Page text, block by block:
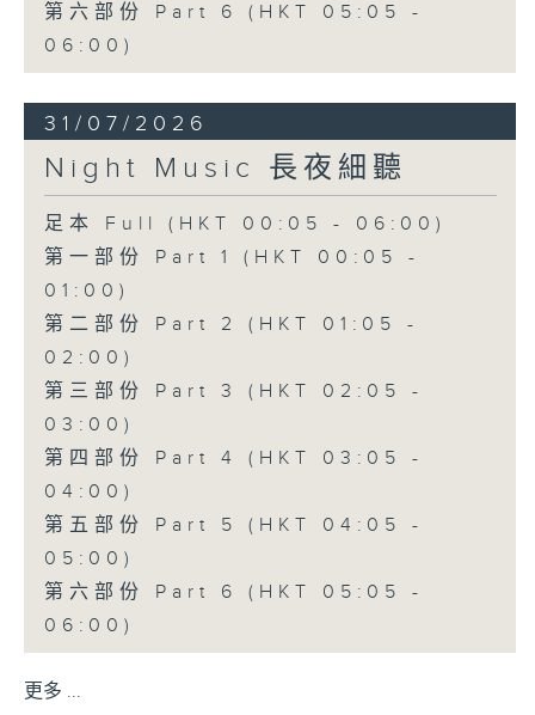
第六部份 Part 6 (HKT 05:05 -
06:00)
31/07/2026
Night Music 長夜細聽
足本 Full (HKT 00:05 - 06:00)
第一部份 Part 1 (HKT 00:05 -
01:00)
第二部份 Part 2 (HKT 01:05 -
02:00)
第三部份 Part 3 (HKT 02:05 -
03:00)
第四部份 Part 4 (HKT 03:05 -
04:00)
第五部份 Part 5 (HKT 04:05 -
05:00)
第六部份 Part 6 (HKT 05:05 -
06:00)
更多 ...